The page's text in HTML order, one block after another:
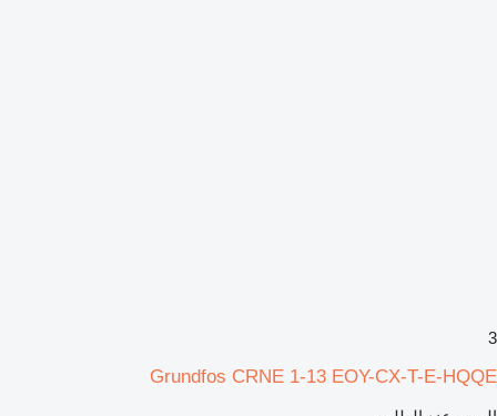
3
Grundfos CRNE 1-13 EOY-CX-T-E-HQQE